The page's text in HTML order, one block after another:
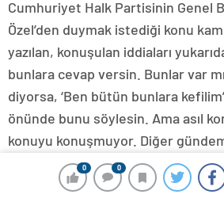
0 0
Cumhuriyet Halk Partisinin Genel
Özel’den duymak istediği konu
yazılan, konuşulan iddiaları
bunlara cevap versin. Bunlar var mı
diyorsa, ‘Ben bütün bunlara
önünde bunu söylesin. Ama asıl
konuyu konuşmuyor. Diğer
konuyu örtbas ede edebileceğini
Çelik, bütün bu iddiaları gündeme